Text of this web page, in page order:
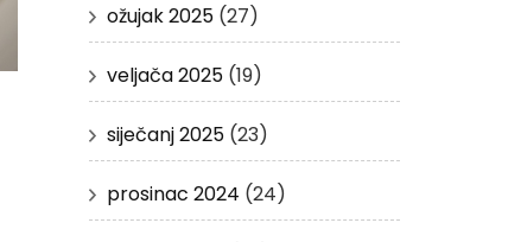
ožujak 2025(27)
veljača 2025(19)
siječanj 2025(23)
prosinac 2024 (24)